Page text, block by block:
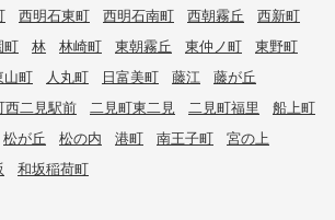
西明石東町 西明石南町 西朝霧丘
西新町
町 林 林崎町 東朝霧丘 東仲ノ町
東野町
山町 人丸町 日富美町 藤江
藤が丘
西二見駅前 二見町東二見 二見町福里
船上町
松が丘 松の内 港町 南王子町
宮の上
和坂稲荷町